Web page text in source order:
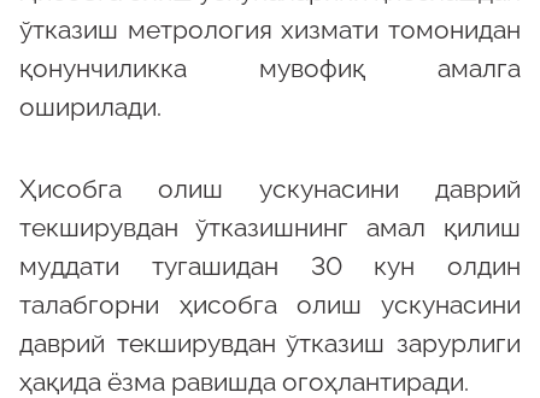
ўтказиш метрология хизмати томонидан
қонунчиликка мувофиқ амалга
оширилади.
Ҳисобга олиш ускунасини даврий
текширувдан ўтказишнинг амал қилиш
муддати тугашидан 30 кун олдин
талабгорни ҳисобга олиш ускунасини
даврий текширувдан ўтказиш зарурлиги
ҳақида ёзма равишда огоҳлантиради.